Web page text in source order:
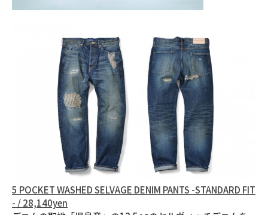
5 POCKET WASHED SELVAGE DENIM PANTS -STANDARD FIT
- / 28,140yen